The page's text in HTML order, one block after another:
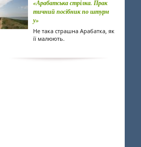
«Арабатська стрілка. Прак
тичний посібник по штурм
у»
Не така страшна Арабатка, як
її малюють.